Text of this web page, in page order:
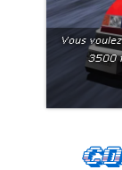
Vous
3500